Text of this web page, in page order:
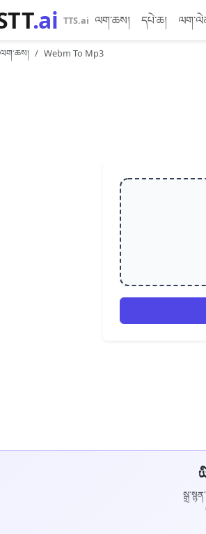
.ai TTS.ai ལག་ཆས། དཔེ་ཆ།
ལག་ཆས། Webm To Mp3